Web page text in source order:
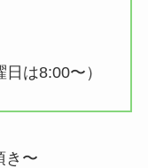
は8:00〜）
き〜